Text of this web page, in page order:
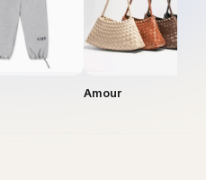
Amour